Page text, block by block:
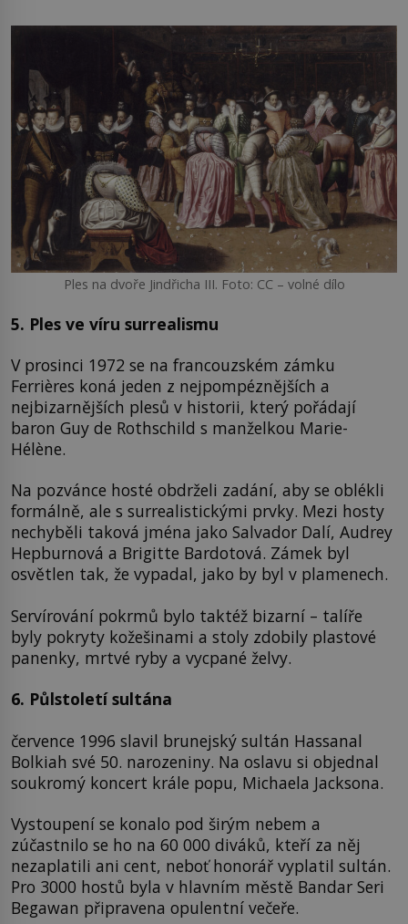
Ples na dvoře Jindřicha III. Foto: CC – volné dílo
5. Ples ve víru surrealismu
V prosinci 1972 se na francouzském zámku
Ferrières koná jeden z nejpompéznějších a
nejbizarnějších plesů v historii, který pořádají
baron Guy de Rothschild s manželkou Marie-
Hélène.
Na pozvánce hosté obdrželi zadání, aby se oblékli
formálně, ale s surrealistickými prvky. Mezi hosty
nechyběli taková jména jako Salvador Dalí, Audrey
Hepburnová a Brigitte Bardotová. Zámek byl
osvětlen tak, že vypadal, jako by byl v plamenech.
Servírování pokrmů bylo taktéž bizarní – talíře
byly pokryty kožešinami a stoly zdobily plastové
panenky, mrtvé ryby a vycpané želvy.
6. Půlstoletí sultána
července 1996 slavil brunejský sultán Hassanal
Bolkiah své 50. narozeniny. Na oslavu si objednal
soukromý koncert krále popu, Michaela Jacksona.
Vystoupení se konalo pod širým nebem a
zúčastnilo se ho na 60 000 diváků, kteří za něj
nezaplatili ani cent, neboť honorář vyplatil sultán.
Pro 3000 hostů byla v hlavním městě Bandar Seri
Begawan připravena opulentní večeře.